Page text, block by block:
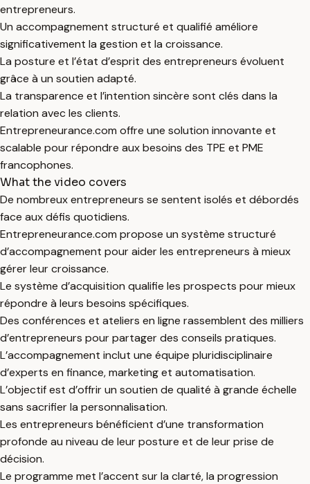
entrepreneurs.
Un accompagnement structuré et qualifié améliore
significativement la gestion et la croissance.
La posture et l’état d’esprit des entrepreneurs évoluent
grâce à un soutien adapté.
La transparence et l’intention sincère sont clés dans la
relation avec les clients.
Entrepreneurance.com offre une solution innovante et
scalable pour répondre aux besoins des TPE et PME
francophones.
What the video covers
De nombreux entrepreneurs se sentent isolés et débordés
face aux défis quotidiens.
Entrepreneurance.com propose un système structuré
d’accompagnement pour aider les entrepreneurs à mieux
gérer leur croissance.
Le système d’acquisition qualifie les prospects pour mieux
répondre à leurs besoins spécifiques.
Des conférences et ateliers en ligne rassemblent des milliers
d’entrepreneurs pour partager des conseils pratiques.
L’accompagnement inclut une équipe pluridisciplinaire
d’experts en finance, marketing et automatisation.
L’objectif est d’offrir un soutien de qualité à grande échelle
sans sacrifier la personnalisation.
Les entrepreneurs bénéficient d’une transformation
profonde au niveau de leur posture et de leur prise de
décision.
Le programme met l’accent sur la clarté, la progression